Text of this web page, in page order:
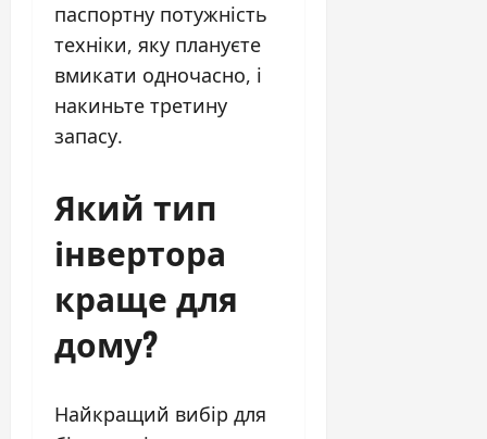
паспортну потужність
техніки, яку плануєте
вмикати одночасно, і
накиньте третину
запасу.
Який тип
інвертора
краще для
дому?
Найкращий вибір для